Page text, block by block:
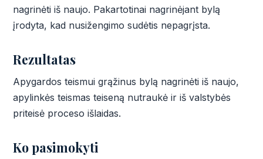
nagrinėti iš naujo. Pakartotinai nagrinėjant bylą
įrodyta, kad nusižengimo sudėtis nepagrįsta.
Rezultatas
Apygardos teismui grąžinus bylą nagrinėti iš naujo,
apylinkės teismas teiseną nutraukė ir iš valstybės
priteisė proceso išlaidas.
Ko pasimokyti